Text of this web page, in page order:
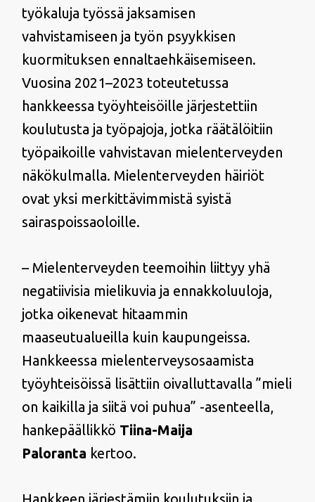
työkaluja työssä jaksamisen
vahvistamiseen ja työn psyykkisen
kuormituksen ennaltaehkäisemiseen.
Vuosina 2021–2023 toteutetussa
hankkeessa työyhteisöille järjestettiin
koulutusta ja työpajoja, jotka räätälöitiin
työpaikoille vahvistavan mielenterveyden
näkökulmalla. Mielenterveyden häiriöt
ovat yksi merkittävimmistä syistä
sairaspoissaoloille.
– Mielenterveyden teemoihin liittyy yhä
negatiivisia mielikuvia ja ennakkoluuloja,
jotka oikenevat hitaammin
maaseutualueilla kuin kaupungeissa.
Hankkeessa mielenterveysosaamista
työyhteisöissä lisättiin oivalluttavalla ”mieli
on kaikilla ja siitä voi puhua” -asenteella,
hankepäällikkö Tiina-Maija
Paloranta kertoo.